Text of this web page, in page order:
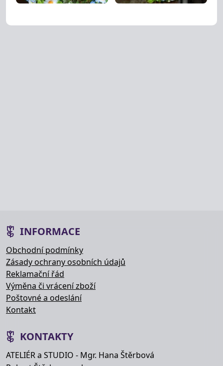
INFORMACE
Obchodní podmínky
Zásady ochrany osobních údajů
Reklamační řád
Výměna či vrácení zboží
Poštovné a odeslání
Kontakt
KONTAKTY
ATELIÉR a STUDIO - Mgr. Hana Štěrbová